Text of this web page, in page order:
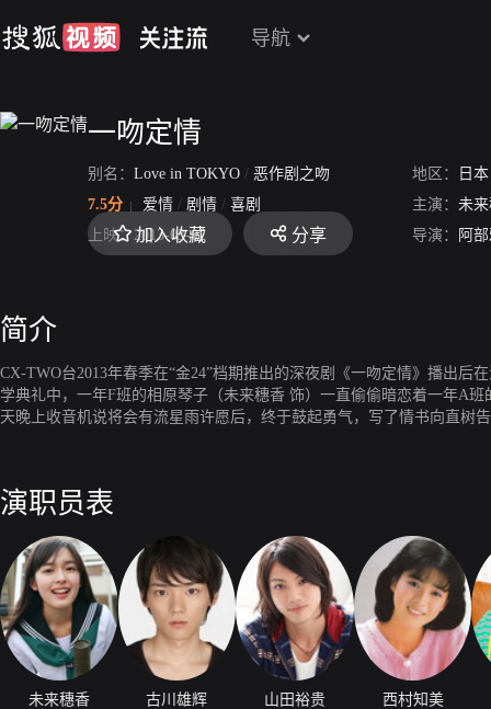
导航
一吻定情
别名： Love in TOKYO / 恶作剧之吻 地区：
日本
7.5分
爱情 / 剧情 / 喜剧 主演： 未
上映：2013-03-02 导演： 阿
加入收藏 分享
简介
CX-TWO台2013年春季在“金24”档期推出的深夜剧《一吻定情》播出后
学典礼中，一年F班的相原琴子（未来穗香 饰）一直偷偷暗恋着一年A
天晚上收音机说将会有流星雨许愿后，终于鼓起勇气，写了情书向直树
嫉妒心，一心一意喜欢琴子的池泽金之助（山田裕贵 饰），到底能上演
演职员表
未来穗香 古川雄辉 山田裕贵 西村知美